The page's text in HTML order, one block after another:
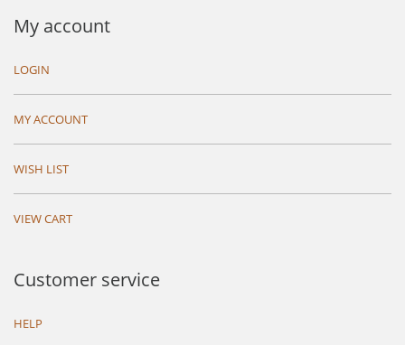
My account
LOGIN
MY ACCOUNT
WISH LIST
VIEW CART
Customer service
HELP